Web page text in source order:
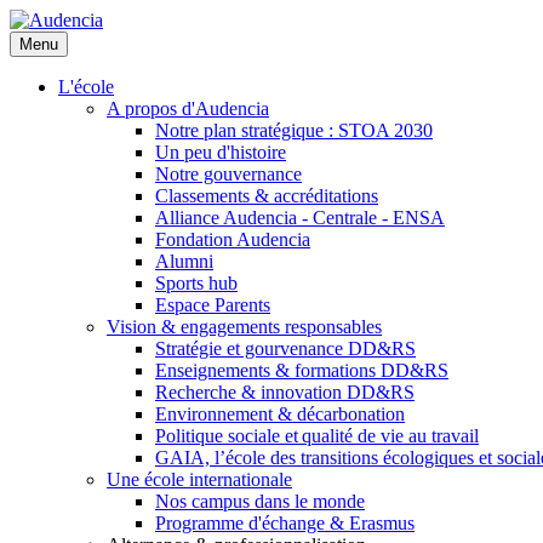
Aller
au
contenu
principal
Menu
L'école
A propos d'Audencia
Notre plan stratégique : STOA 2030
Un peu d'histoire
Notre gouvernance
Classements & accréditations
Alliance Audencia - Centrale - ENSA
Fondation Audencia
Alumni
Sports hub
Espace Parents
Vision & engagements responsables
Stratégie et gourvenance DD&RS
Enseignements & formations DD&RS
Recherche & innovation DD&RS
Environnement & décarbonation
Politique sociale et qualité de vie au travail
GAIA, l’école des transitions écologiques et
Une école internationale
Nos campus dans le monde
Programme d'échange & Erasmus